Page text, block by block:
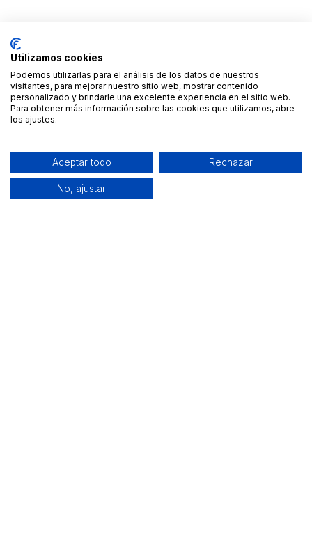
Utilizamos cookies
Podemos utilizarlas para el análisis de los datos de nuestros
visitantes, para mejorar nuestro sitio web, mostrar contenido
personalizado y brindarle una excelente experiencia en el sitio web.
Para obtener más información sobre las cookies que utilizamos, abre
los ajustes.
Aceptar todo Rechazar
No, ajustar